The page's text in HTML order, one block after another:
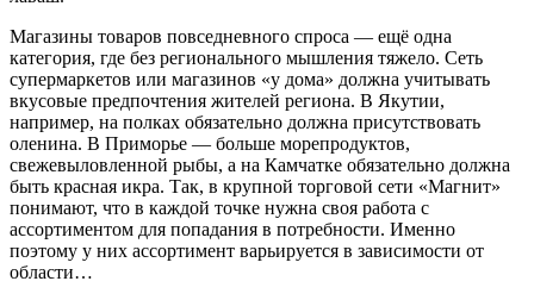
Магазины товаров повседневного спроса — ещё одна
категория, где без регионального мышления тяжело. Сеть
супермаркетов или магазинов «у дома» должна учитывать
вкусовые предпочтения жителей региона. В Якутии,
например, на полках обязательно должна присутствовать
оленина. В Приморье — больше морепродуктов,
свежевыловленной рыбы, а на Камчатке обязательно должна
быть красная икра. Так, в крупной торговой сети «Магнит»
понимают, что в каждой точке нужна своя работа с
ассортиментом для попадания в потребности. Именно
поэтому у них ассортимент варьируется в зависимости от
области…